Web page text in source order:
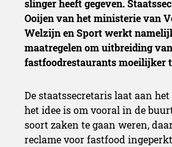
slinger heeft gegeven.
Ooijen van het ministerie van
Welzijn en Sport werkt
maatregelen om uitbreiding
fastfoodrestaurants moeilijker
De staatssecretaris laat aan het
het idee is om vooral in de
soort zaken te gaan weren,
reclame voor fastfood